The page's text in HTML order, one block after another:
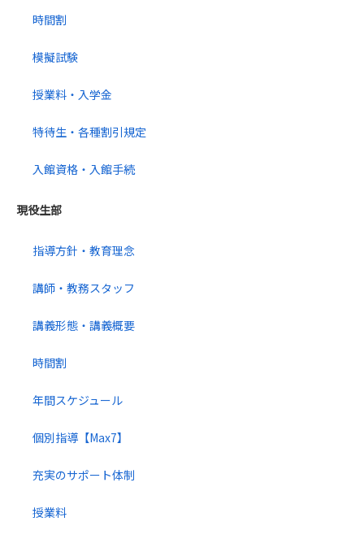
時間割
模擬試験
授業料・入学金
特待生・各種割引規定
入館資格・入館手続
現役生部
指導方針・教育理念
講師・教務スタッフ
講義形態・講義概要
時間割
年間スケジュール
個別指導【Max7】
充実のサポート体制
授業料